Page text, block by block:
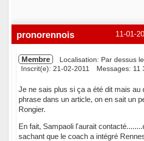
11-01-
pronorennois
Membre
Localisation: Par dessus
Inscrit(e): 21-02-2011
Messages: 11
Je ne sais plus si ça a été dit mais au
phrase dans un article, on en sait un
Rongier.
En fait, Sampaoli l'aurait
sachant que le coach a intégré